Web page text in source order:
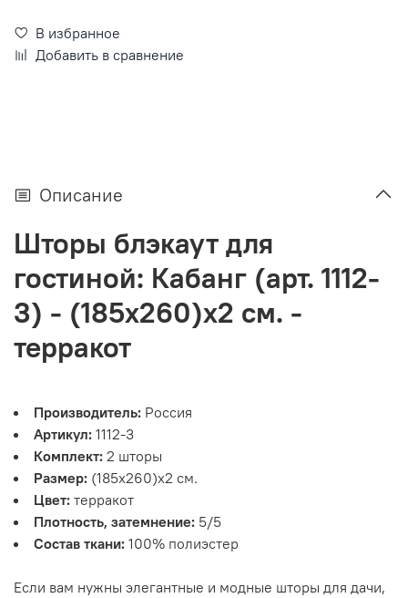
В избранное
Добавить в сравнение
Описание
Шторы блэкаут для
гостиной: Кабанг (арт. 1112-
3) - (185х260)х2 см. -
терракот
Производитель: Россия
Артикул: 1112-3
Комплект: 2 шторы
Размер: (185х260)х2 см.
Цвет: терракот
Плотность, затемнение: 5/5
Состав ткани: 100% полиэстер
Если вам нужны элегантные и модные шторы для дачи,